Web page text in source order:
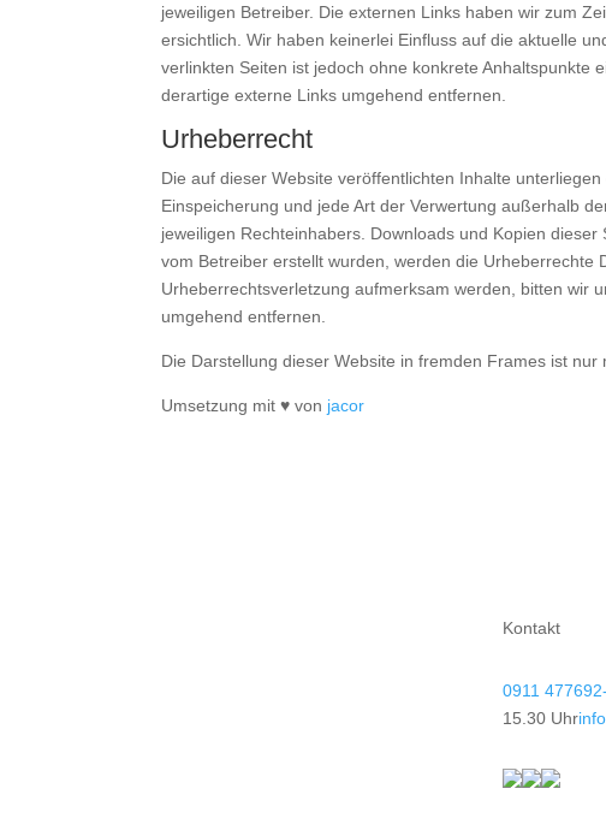
jeweiligen Betreiber. Die externen Links haben wir zum
ersichtlich. Wir haben keinerlei Einfluss auf die aktuelle
verlinkten Seiten ist jedoch ohne konkrete Anhaltspunkte
derartige externe Links umgehend entfernen.
Urheberrecht
Die auf dieser Website veröffentlichten Inhalte
Einspeicherung und jede Art der Verwertung außerhalb
jeweiligen Rechteinhabers. Downloads und Kopien
vom Betreiber erstellt wurden, werden die
Urheberrechtsverletzung aufmerksam werden, bitten wir
umgehend entfernen.
Die Darstellung dieser Website in fremden Frames ist nur
Umsetzung mit ♥ von jacor
Kontakt
0911
15.30 Uhr